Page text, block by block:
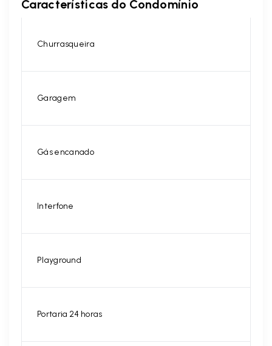
Características do Condomínio
Churrasqueira
Garagem
Gás encanado
Interfone
Playground
Portaria 24 horas